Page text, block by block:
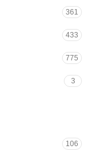
361
433
775
3
106